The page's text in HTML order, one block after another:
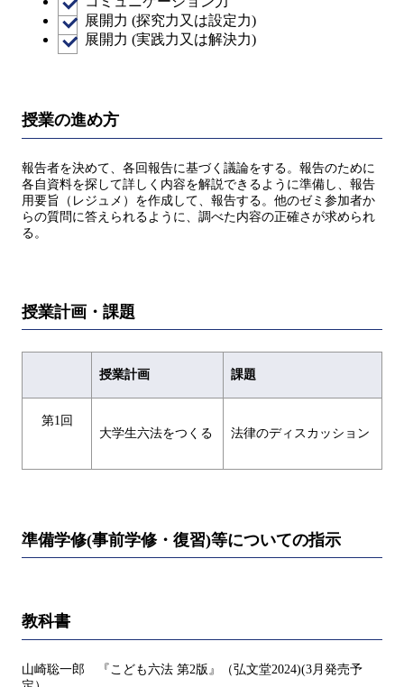
展開力 (探究力又は設定力)
展開力 (実践力又は解決力)
授業の進め方
報告者を決めて、各回報告に基づく議論をする。報告のために
各自資料を探して詳しく内容を解説できるように準備し、報告
用要旨（レジュメ）を作成して、報告する。他のゼミ参加者か
らの質問に答えられるように、調べた内容の正確さが求められ
る。
授業計画・課題
授業計画 課題
第1回
大学生六法をつくる
法律のディスカッション
準備学修(事前学修・復習)等についての指示
教科書
山崎聡一郎 『こども六法 第2版』（弘文堂2024)(3月発売予